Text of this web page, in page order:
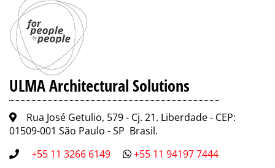
ULMA Architectural Solutions
Rua José Getulio, 579 - Cj. 21. Liberdade - CEP:
01509-001 São Paulo - SP Brasil.
+55 11 3266 6149
+55 11 94197 7444